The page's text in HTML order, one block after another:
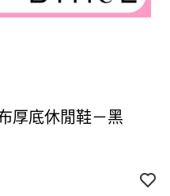
厚底休閒鞋－黑